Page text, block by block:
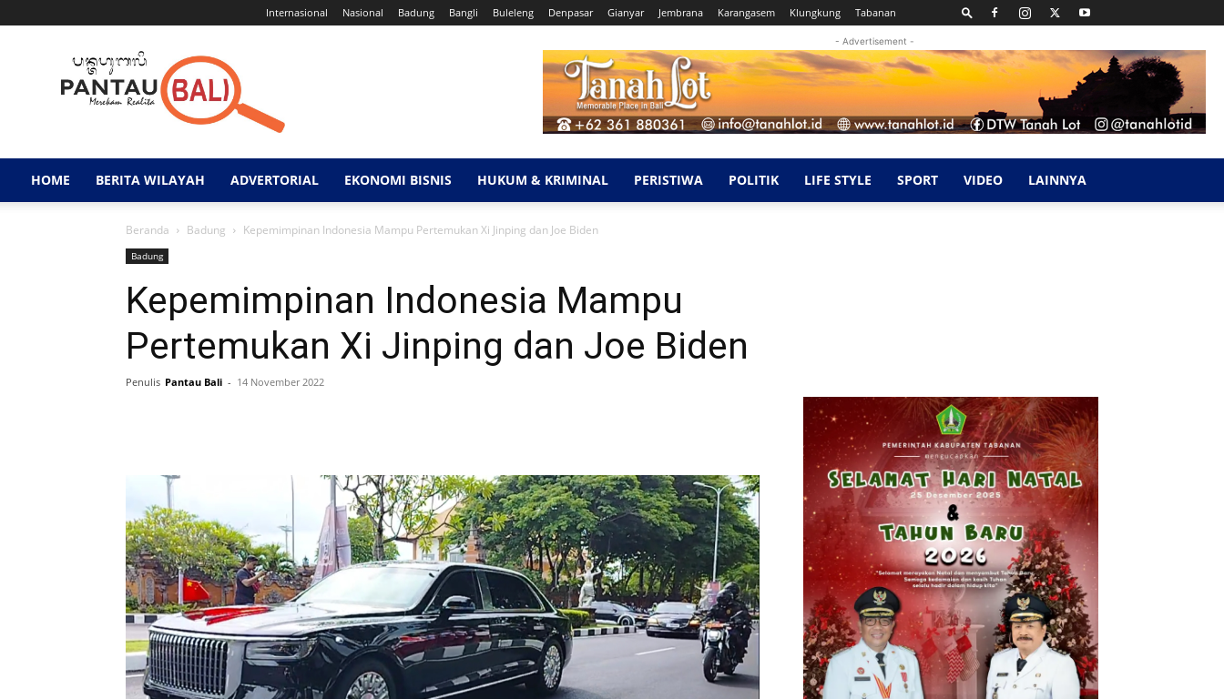
Internasional Nasional Badung Bangli Buleleng Denpasar Gianyar Jembrana Karangasem Klungkung Tabanan
Pantau
Bali
- Advertisement -
HOME BERITA WILAYAH ADVERTORIAL EKONOMI BISNIS HUKUM & KRIMINAL PERISTIWA POLITIK LIFE STYLE SPORT VIDEO LAINNYA
Beranda Badung Kepemimpinan Indonesia Mampu Pertemukan Xi Jinping dan Joe Biden
Badung
Kepemimpinan Indonesia Mampu
Pertemukan Xi Jinping dan Joe Biden
Penulis Pantau Bali - 14 November 2022